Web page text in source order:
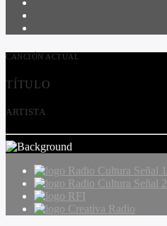
CANCIÓN ACTUAL
TÍTULO
ARTISTA
Radio Cultura Señal 1
Radio Cultura Señal 2
RFI
Creativa Radio